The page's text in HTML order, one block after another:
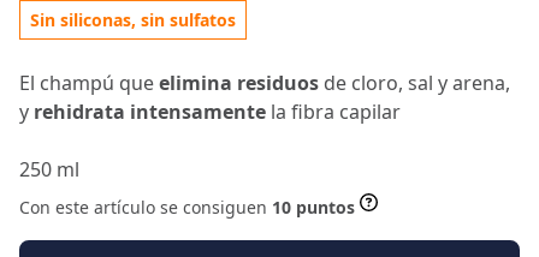
Sin siliconas, sin sulfatos
El champú queelimina residuos de cloro, sal y arena,
y rehidrata intensamente la fibra capilar
250 ml
Con este artículo se consiguen 10 puntos